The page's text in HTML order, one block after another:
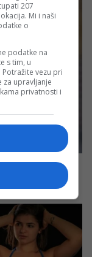
207
Mi i naši
o
podatke na
s tim, u
vezu pri
za upravljanje
privatnosti i